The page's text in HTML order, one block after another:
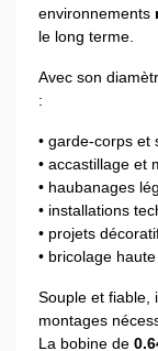
environnements
le long terme.
Avec son
:
• garde-corps et
• accastillage et
• haubanages
• installations
• projets
• bricolage
Souple et fiable,
montages
La bobine de